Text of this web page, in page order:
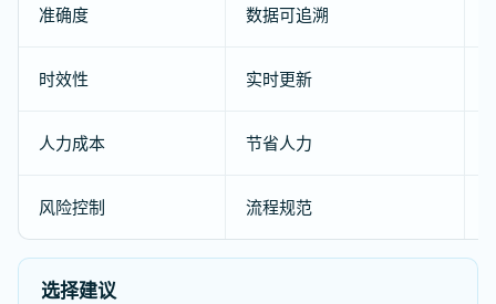
准确度 数据可追溯
时效性 实时更新
人力成本 节省人力
风险控制 流程规范
选择建议